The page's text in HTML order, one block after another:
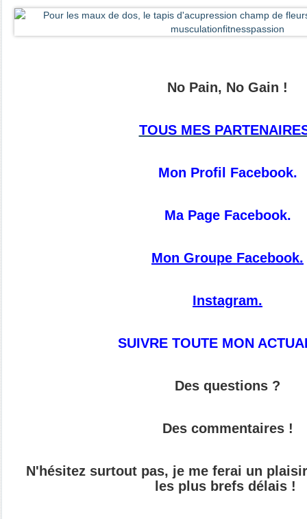
No Pain, No Gain !
TOUS MES
Mon Profil Facebook.
Ma Page Facebook.
Mon Groupe Facebook.
Instagram.
SUIVRE TOUTE MON
Des questions ?
Des commentaires !
N'hésitez surtout pas, je me ferai un
les plus brefs délais !